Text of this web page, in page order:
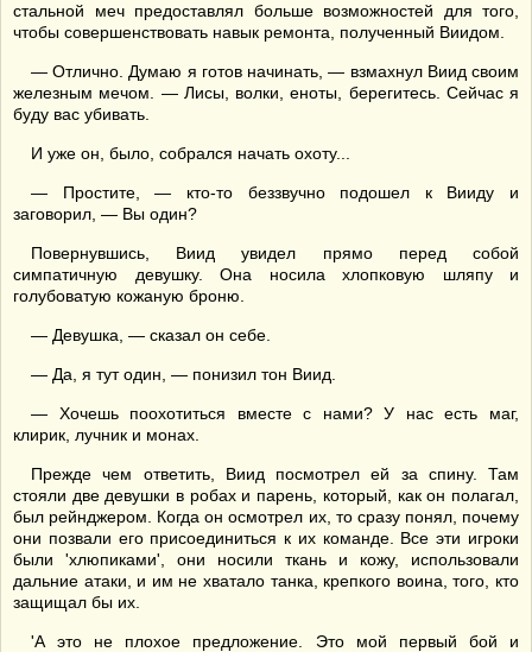
стальной меч предоставлял больше возможностей для того,
чтобы совершенствовать навык ремонта, полученный Виидом.
— Отлично. Думаю я готов начинать, — взмахнул Виид своим
железным мечом. — Лисы, волки, еноты, берегитесь. Сейчас я
буду вас убивать.
И уже он, было, собрался начать охоту...
— Простите, — кто-то беззвучно подошел к Вииду и
заговорил, — Вы один?
Повернувшись, Виид увидел прямо перед собой
симпатичную девушку. Она носила хлопковую шляпу и
голубоватую кожаную броню.
— Девушка, — сказал он себе.
— Да, я тут один, — понизил тон Виид.
— Хочешь поохотиться вместе с нами? У нас есть маг,
клирик, лучник и монах.
Прежде чем ответить, Виид посмотрел ей за спину. Там
стояли две девушки в робах и парень, который, как он полагал,
был рейнджером. Когда он осмотрел их, то сразу понял, почему
они позвали его присоединиться к их команде. Все эти игроки
были 'хлюпиками', они носили ткань и кожу, использовали
дальние атаки, и им не хватало танка, крепкого воина, того, кто
защищал бы их.
'А это не плохое предложение. Это мой первый бой и